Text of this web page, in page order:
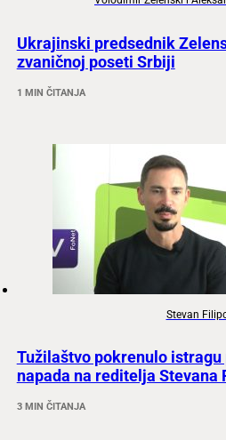
Ukrajinski predsednik
zvaničnoj poseti Srbiji
1 MIN ČITANJA
Stevan
Tužilaštvo pokrenulo
napada na reditelja Stevana
3 MIN ČITANJA